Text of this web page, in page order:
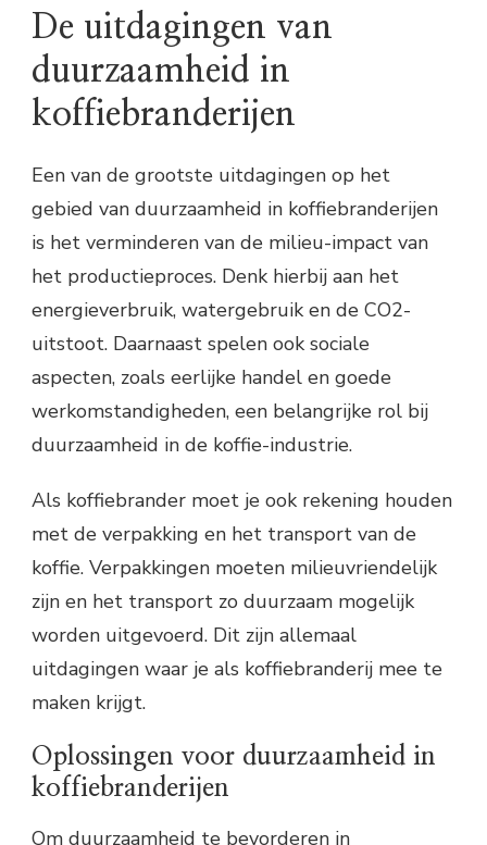
De uitdagingen van
duurzaamheid in
koffiebranderijen
Een van de grootste uitdagingen op het
gebied van duurzaamheid in koffiebranderijen
is het verminderen van de milieu-impact van
het productieproces. Denk hierbij aan het
energieverbruik, watergebruik en de CO2-
uitstoot. Daarnaast spelen ook sociale
aspecten, zoals eerlijke handel en goede
werkomstandigheden, een belangrijke rol bij
duurzaamheid in de koffie-industrie.
Als koffiebrander moet je ook rekening houden
met de verpakking en het transport van de
koffie. Verpakkingen moeten milieuvriendelijk
zijn en het transport zo duurzaam mogelijk
worden uitgevoerd. Dit zijn allemaal
uitdagingen waar je als koffiebranderij mee te
maken krijgt.
Oplossingen voor duurzaamheid in
koffiebranderijen
Om duurzaamheid te bevorderen in